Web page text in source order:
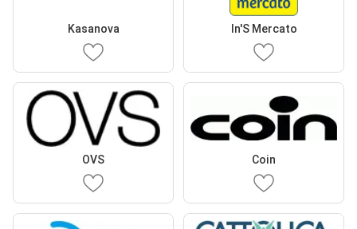
Kasanova In'S Mercato
OVS Coin